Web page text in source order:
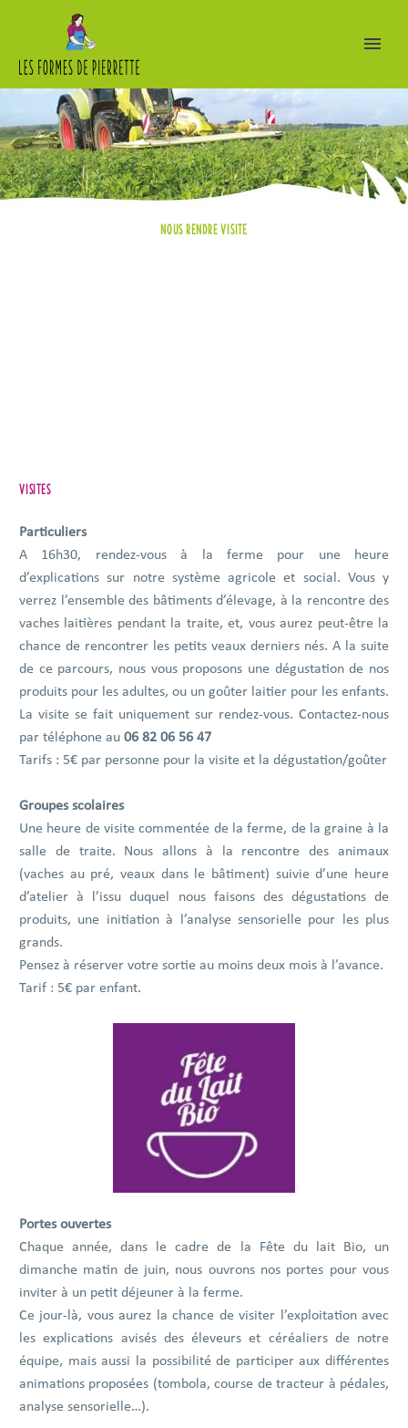
NOUS RENDRE VISITE
VISITES
Particuliers
A 16h30, rendez-vous à la ferme pour une heure
d’explications sur notre système agricole et social. Vous y
verrez l’ensemble des bâtiments d’élevage, à la rencontre des
vaches laitières pendant la traite, et, vous aurez peut-être la
chance de rencontrer les petits veaux derniers nés. A la suite
de ce parcours, nous vous proposons une dégustation de nos
produits pour les adultes, ou un goûter laitier pour les enfants.
La visite se fait uniquement sur rendez-vous. Contactez-nous
par téléphone au 06 82 06 56 47
Tarifs : 5€ par personne pour la visite et la dégustation/goûter
Groupes scolaires
Une heure de visite commentée de la ferme, de la graine à la
salle de traite. Nous allons à la rencontre des animaux
(vaches au pré, veaux dans le bâtiment) suivie d’une heure
d’atelier à l’issu duquel nous faisons des dégustations de
produits, une initiation à l’analyse sensorielle pour les plus
grands.
Pensez à réserver votre sortie au moins deux mois à l’avance.
Tarif : 5€ par enfant.
Portes ouvertes
Chaque année, dans le cadre de la Fête du lait Bio, un
dimanche matin de juin, nous ouvrons nos portes pour vous
inviter à un petit déjeuner à la ferme.
Ce jour-là, vous aurez la chance de visiter l’exploitation avec
les explications avisés des éleveurs et céréaliers de notre
équipe, mais aussi la possibilité de participer aux différentes
animations proposées (tombola, course de tracteur à pédales,
analyse sensorielle…).